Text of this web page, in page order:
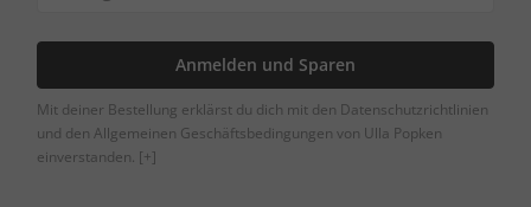
Anmelden und Sparen
Mit deiner Bestellung erklärst du dich mit den Datenschutzrichtlinien
und den Allgemeinen Geschäftsbedingungen von Ulla Popken
einverstanden. [+]